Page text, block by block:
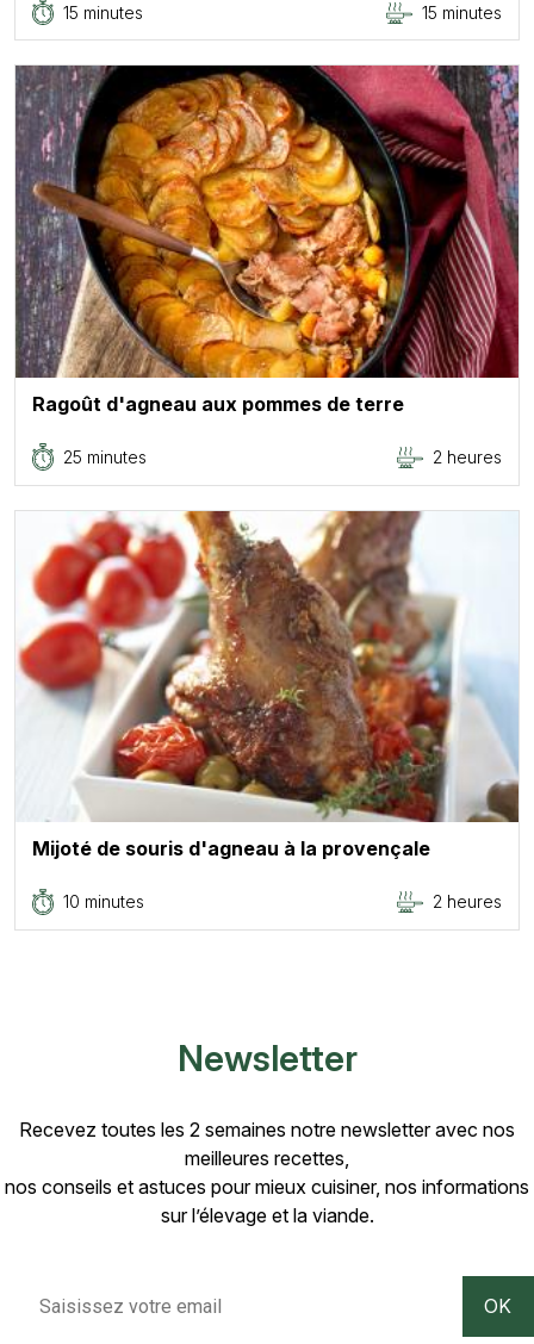
15 minutes 15 minutes
Ragoût d'agneau aux pommes de terre
25 minutes 2 heures
Mijoté de souris d'agneau à la provençale
10 minutes 2 heures
Newsletter
Recevez toutes les 2 semaines notre newsletter avec nos
meilleures recettes,
nos conseils et astuces pour mieux cuisiner, nos informations
sur l’élevage et la viande.